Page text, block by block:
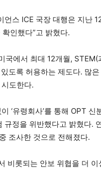
스 ICE 국장 대행은 지난
인했다”고 밝혔다.
에서 최대 12개월, STEM(
도록 허용하는 제도다. 많
도한다.
‘유령회사’를 통해 OPT 신
정을 위반했다고 밝혔다.
조사한 것으로 전해졌다.
비롯되는 안보 위협을 더